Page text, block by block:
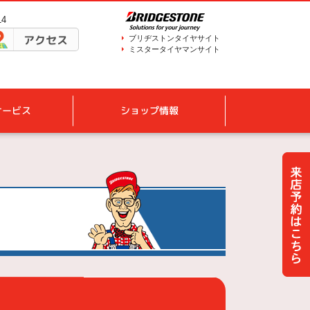
アクセス
ブリヂストンタイヤサイト
ミスタータイヤマンサイト
ビス ショップ情報